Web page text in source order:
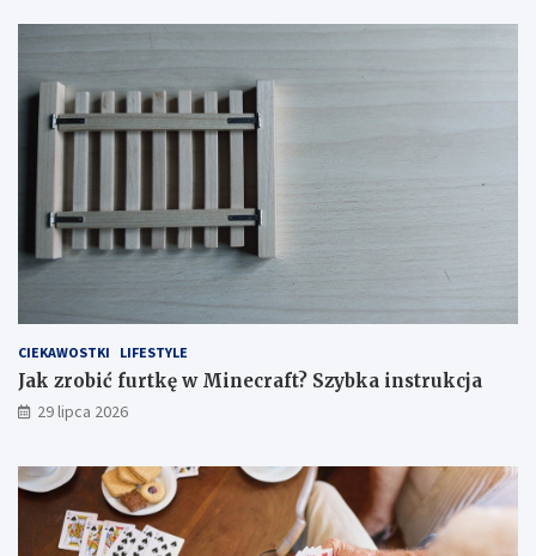
CIEKAWOSTKI LIFESTYLE
Jak zrobić furtkę w Minecraft? Szybka instrukcja
29 lipca 2026